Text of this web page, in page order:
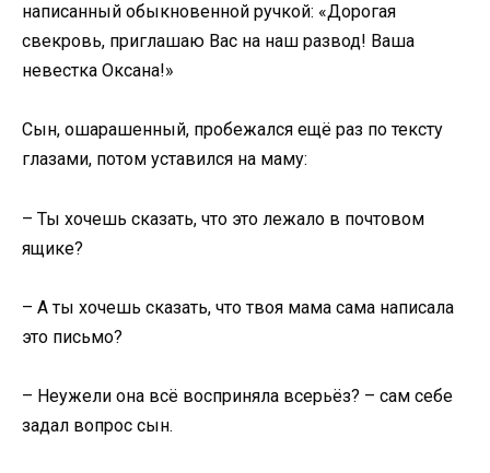
написанный обыкновенной ручкой: «Дорогая
свекровь, приглашаю Вас на наш развод! Ваша
невестка Оксана!»
Сын, ошарашенный, пробежался ещё раз по тексту
глазами, потом уставился на маму:
– Ты хочешь сказать, что это лежало в почтовом
ящике?
– А ты хочешь сказать, что твоя мама сама написала
это письмо?
– Неужели она всё восприняла всерьёз? – сам себе
задал вопрос сын.